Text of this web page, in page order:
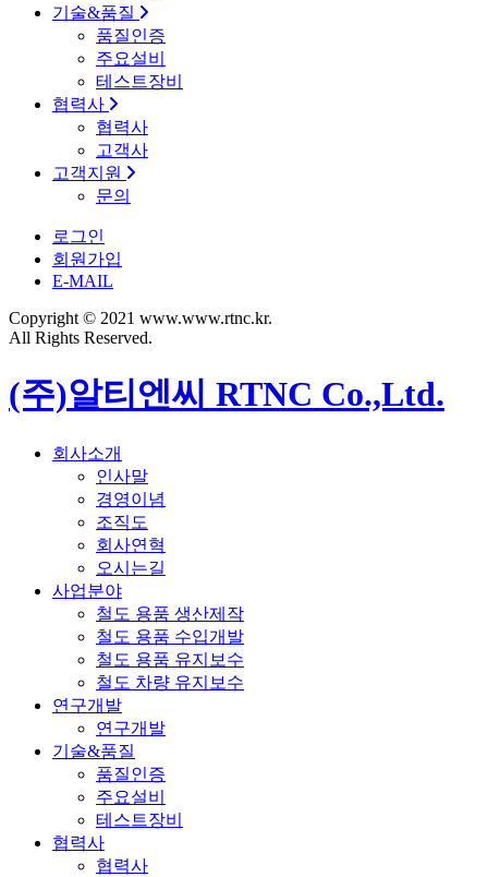
기술&품질
품질인증
주요설비
테스트장비
협력사
협력사
고객사
고객지원
문의
로그인
회원가입
E-MAIL
Copyright © 2021 www.www.rtnc.kr.
All Rights Reserved.
(주)알티엔씨 RTNC Co.,Ltd.
회사소개
인사말
경영이념
조직도
회사연혁
오시는길
사업분야
철도 용품 생산제작
철도 용품 수입개발
철도 용품 유지보수
철도 차량 유지보수
연구개발
연구개발
기술&품질
품질인증
주요설비
테스트장비
협력사
협력사